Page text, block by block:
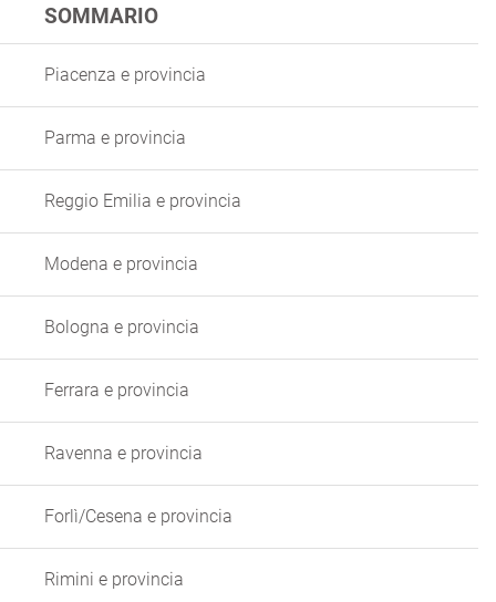
SOMMARIO
Piacenza e provincia
Parma e provincia
Reggio Emilia e provincia
Modena e provincia
Bologna e provincia
Ferrara e provincia
Ravenna e provincia
Forlì/Cesena e provincia
Rimini e provincia